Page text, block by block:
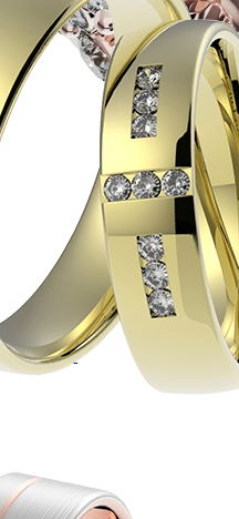
Rings.